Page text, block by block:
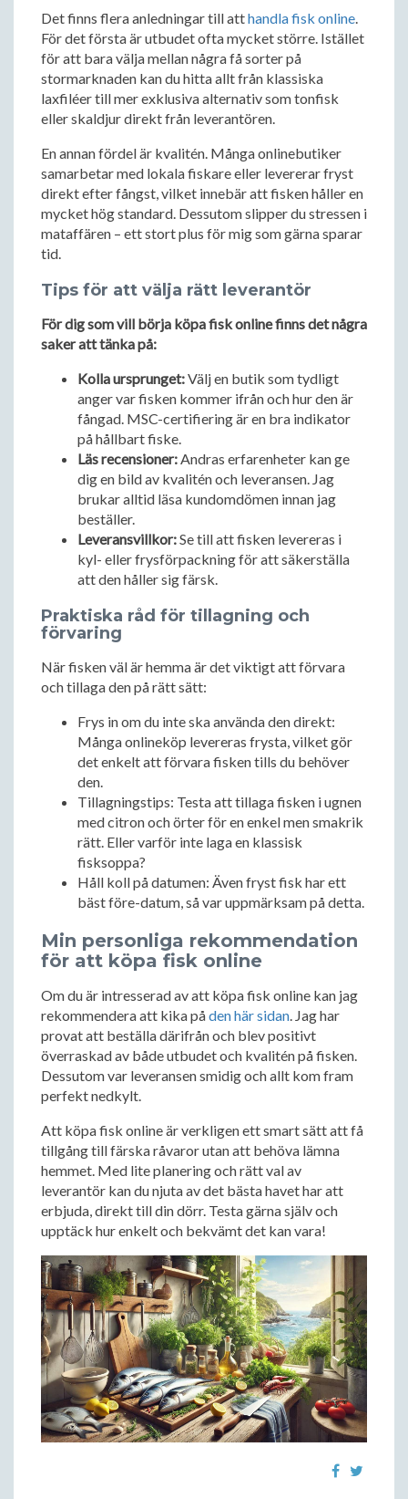
Det finns flera anledningar till atthandla fisk online.
För det första är utbudet ofta mycket större. Istället
för att bara välja mellan några få sorter på
stormarknaden kan du hitta allt från klassiska
laxfiléer till mer exklusiva alternativ som tonfisk
eller skaldjur direkt från leverantören.
En annan fördel är kvalitén. Många onlinebutiker
samarbetar med lokala fiskare eller levererar fryst
direkt efter fångst, vilket innebär att fisken håller en
mycket hög standard. Dessutom slipper du stressen i
mataffären – ett stort plus för mig som gärna sparar
tid.
Tips för att välja rätt leverantör
För dig som vill börja köpa fisk online finns det några
saker att tänka på:
Kolla ursprunget:Välj en butik som tydligt
anger var fisken kommer ifrån och hur den är
fångad. MSC-certifiering är en bra indikator
på hållbart fiske.
Läs recensioner:Andras erfarenheter kan ge
dig en bild av kvalitén och leveransen. Jag
brukar alltid läsa kundomdömen innan jag
beställer.
Leveransvillkor:Se till att fisken levereras i
kyl- eller frysförpackning för att säkerställa
att den håller sig färsk.
Praktiska råd för tillagning och
förvaring
När fisken väl är hemma är det viktigt att förvara
och tillaga den på rätt sätt:
Frys in om du inte ska använda den direkt:
Många onlineköp levereras frysta, vilket gör
det enkelt att förvara fisken tills du behöver
den.
Tillagningstips: Testa att tillaga fisken i ugnen
med citron och örter för en enkel men smakrik
rätt. Eller varför inte laga en klassisk
fisksoppa?
Håll koll på datumen: Även fryst fisk har ett
bäst före-datum, så var uppmärksam på detta.
Min personliga rekommendation
för att köpa fisk online
Om du är intresserad av att köpa fisk online kan jag
rekommendera att kika påden här sidan. Jag har
provat att beställa därifrån och blev positivt
överraskad av både utbudet och kvalitén på fisken.
Dessutom var leveransen smidig och allt kom fram
perfekt nedkylt.
Att köpa fisk online är verkligen ett smart sätt att få
tillgång till färska råvaror utan att behöva lämna
hemmet. Med lite planering och rätt val av
leverantör kan du njuta av det bästa havet har att
erbjuda, direkt till din dörr. Testa gärna själv och
upptäck hur enkelt och bekvämt det kan vara!